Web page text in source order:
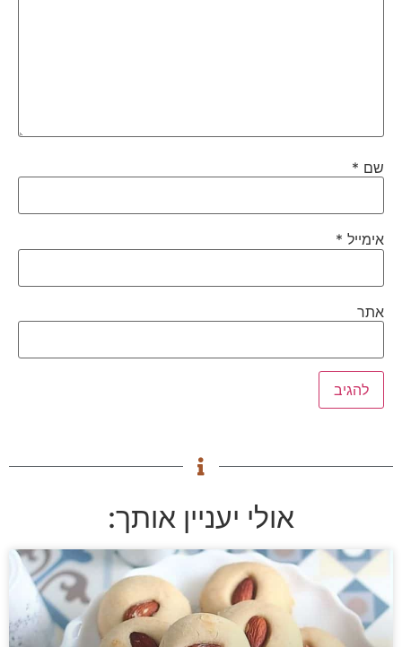
שם*
אימייל*
אתר
אולי יעניין אותך: